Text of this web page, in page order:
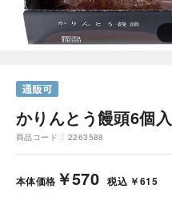
かりんとう饅頭6個入
商品コード 2263588
本体価格 ￥570 税込 ￥615